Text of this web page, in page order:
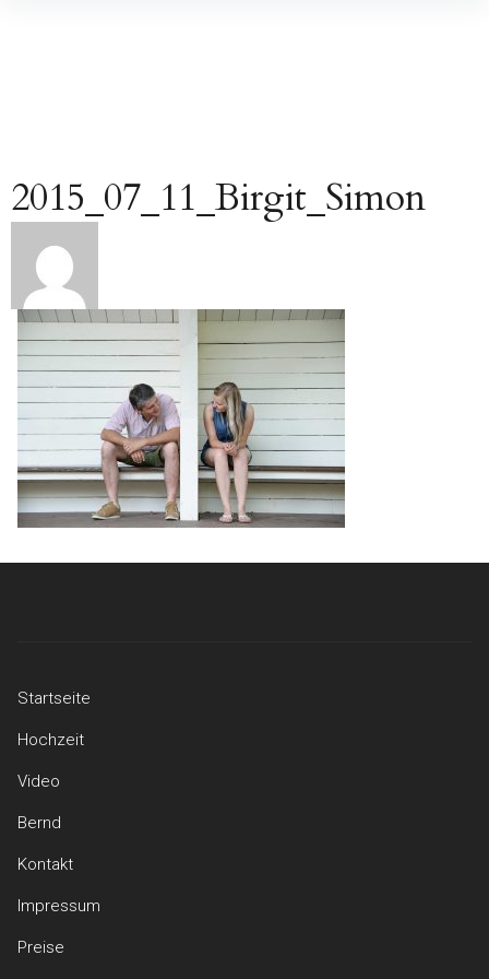
2015_07_11_Birgit_Simon
Beitragsnavigation
Startseite
Hochzeit
Video
Bernd
Kontakt
Impressum
Preise